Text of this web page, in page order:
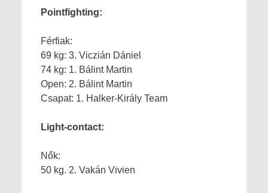
Pointfighting:
Férfiak:
69 kg: 3. Viczián Dániel
74 kg: 1. Bálint Martin
Open: 2. Bálint Martin
Csapat: 1. Halker-Király Team
Light-contact:
Nők:
50 kg. 2. Vakán Vivien